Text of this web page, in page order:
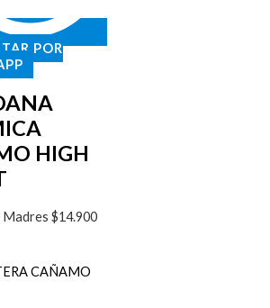
POR
HIGH
Madres$14.900